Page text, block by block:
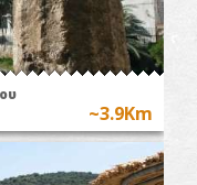
~3.9Km